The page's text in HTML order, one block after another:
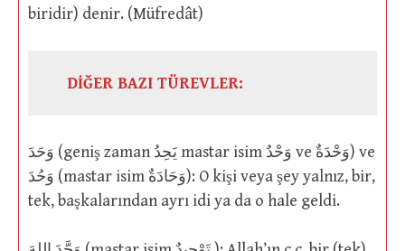
biridir) denir. (Müfredât)
DİĞER BAZI TÜREVLER:
وَحَدَ (geniş zaman يَحِدُ mastar isim وَحْدٌ ve وَحْدَةٌ) ve
وَحُدَ (mastar isim وَحَادَةٌ): O kişi veya şey yalnız, bir,
tek, başkalarından ayrı idi ya da o hale geldi.